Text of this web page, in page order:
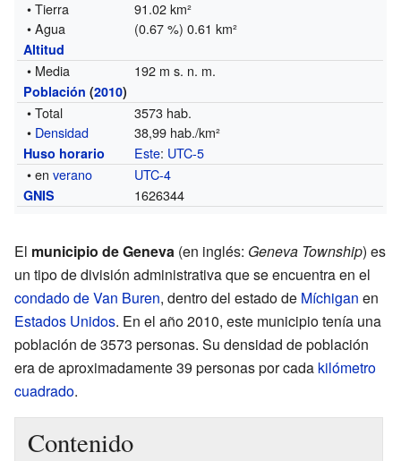
• Tierra
91.02 km²
• Agua
(0.67 %) 0.61 km²
Altitud
• Media 192 m s. n. m.
Población (2010)
• Total
3573 hab.
• Densidad 38,99 hab./km²
Huso horario Este: UTC-5
• enverano UTC-4
GNIS 1626344
El municipio de Geneva (en inglés: Geneva Township) es
un tipo de división administrativa que se encuentra en el
condado de Van Buren, dentro del estado de Míchigan en
Estados Unidos. En el año 2010, este municipio tenía una
población de 3573 personas. Su densidad de población
era de aproximadamente 39 personas por cada kilómetro
cuadrado.
Contenido